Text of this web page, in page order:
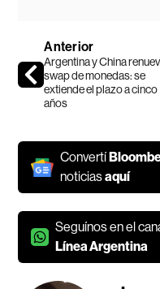
Anterior
Argentina y China
swap de monedas: se
extiende el plazo a cinco
años
Convertí
noticiasaquí
Seguínos en el
Línea Argentina